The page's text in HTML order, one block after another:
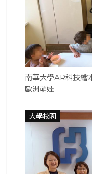
南華大學AR科技
歐洲萌娃
大學校園